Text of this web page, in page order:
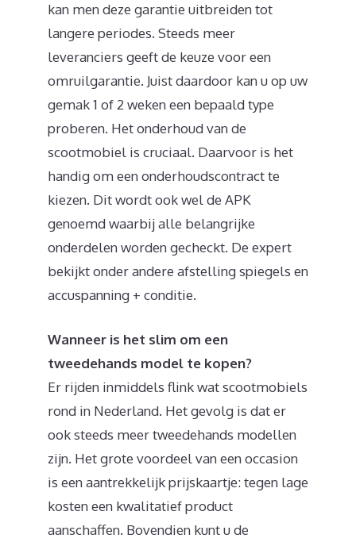
kan men deze garantie uitbreiden tot
langere periodes. Steeds meer
leveranciers geeft de keuze voor een
omruilgarantie. Juist daardoor kan u op uw
gemak 1 of 2 weken een bepaald type
proberen. Het onderhoud van de
scootmobiel is cruciaal. Daarvoor is het
handig om een onderhoudscontract te
kiezen. Dit wordt ook wel de APK
genoemd waarbij alle belangrijke
onderdelen worden gecheckt. De expert
bekijkt onder andere afstelling spiegels en
accuspanning + conditie.
Wanneer is het slim om een
tweedehands model te kopen?
Er rijden inmiddels flink wat scootmobiels
rond in Nederland. Het gevolg is dat er
ook steeds meer tweedehands modellen
zijn. Het grote voordeel van een occasion
is een aantrekkelijk prijskaartje: tegen lage
kosten een kwalitatief product
aanschaffen. Bovendien kunt u de